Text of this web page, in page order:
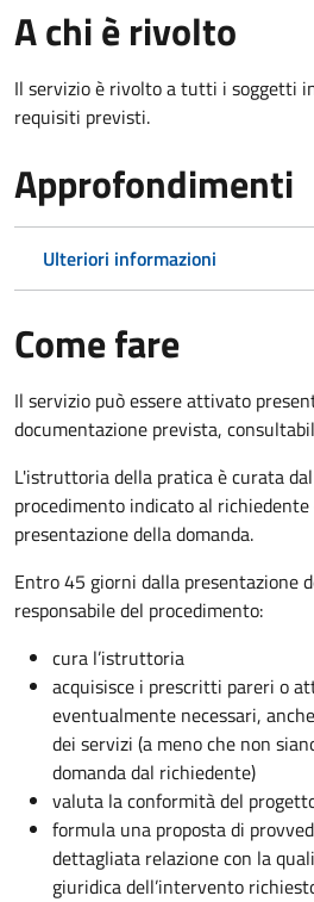
A chi è rivolto
Il servizio è rivolto a tutti i soggetti
requisiti previsti.
Approfondimenti
Ulteriori informazioni
Come fare
Il servizio può essere attivato
documentazione prevista,
L'istruttoria della pratica è curata
procedimento indicato al
presentazione della domanda.
Entro 45 giorni dalla presentazione
responsabile del procedimento:
cura l’istruttoria
acquisisce i prescritti pareri o
eventualmente necessari,
dei servizi (a meno che non
domanda dal richiedente)
valuta la conformità del
formula una proposta di
dettagliata relazione con la
giuridica dell’intervento